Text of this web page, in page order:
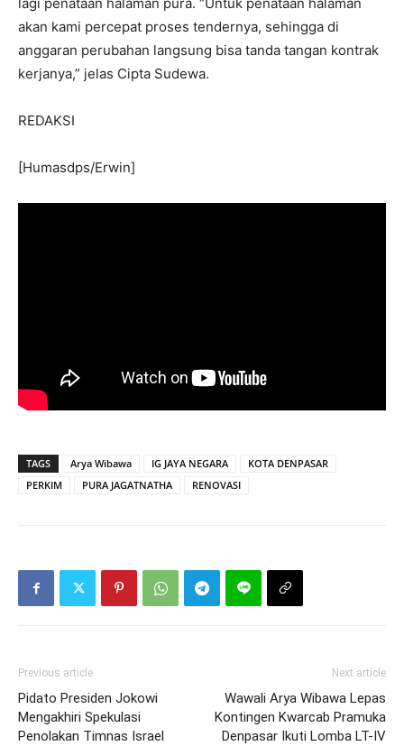
akan kami percepat proses tendernya, sehingga di
anggaran perubahan langsung bisa tanda tangan kontrak
kerjanya,” jelas Cipta Sudewa.
REDAKSI
[Humasdps/Erwin]
TAGS Arya Wibawa IG JAYA NEGARA
KOTA DENPASAR
PERKIM
PURA JAGATNATHA RENOVASI
Previous article
Pidato Presiden Jokowi
Mengakhiri Spekulasi
Penolakan Timnas Israel
Next article
Wawali Arya Wibawa Lepas
Kontingen Kwarcab Pramuka
Denpasar Ikuti Lomba LT-IV